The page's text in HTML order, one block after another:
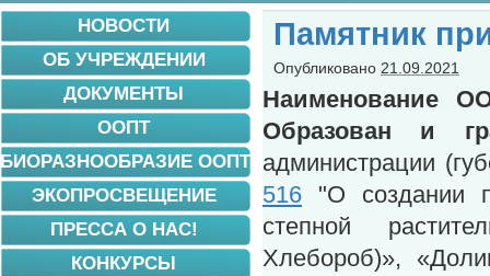
Памятник
Опубликовано 21.09.2021
Наименование
Образован и
администрации
516 "О создании
степной
Хлебороб)»,
НОВОСТИ
ОБ УЧРЕЖДЕНИИ
ДОКУМЕНТЫ
ООПТ
БИОРАЗНООБРАЗИЕ ООПТ
ЭКОПРОСВЕЩЕНИЕ
ПРЕССА О НАС!
КОНКУРСЫ